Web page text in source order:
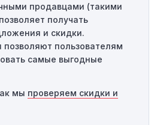
продавцами (такими
получать
и скидки.
пользователям
самые выгодные
мы проверяем скидки и